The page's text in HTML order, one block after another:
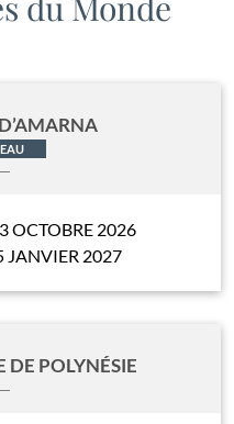
OCTOBRE 2026
JANVIER 2027
DE POLYNÉSIE